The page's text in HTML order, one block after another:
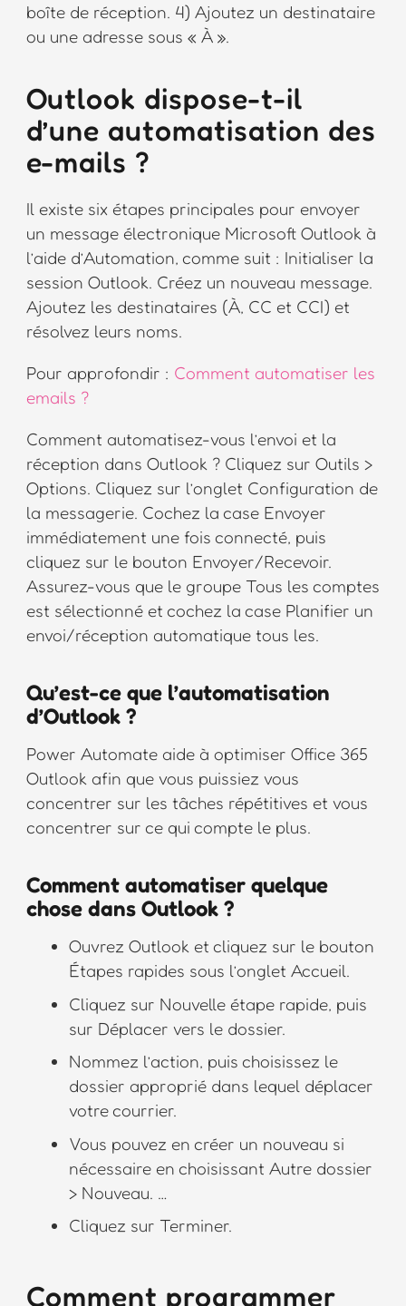
boîte de réception. 4) Ajoutez un destinataire
ou une adresse sous « À ».
Outlook dispose-t-il
d’une automatisation des
e-mails ?
Il existe six étapes principales pour envoyer
un message électronique Microsoft Outlook à
l’aide d’Automation, comme suit : Initialiser la
session Outlook. Créez un nouveau message.
Ajoutez les destinataires (À, CC et CCI) et
résolvez leurs noms.
Pour approfondir : Comment automatiser les
emails ?
Comment automatisez-vous l’envoi et la
réception dans Outlook ? Cliquez sur Outils >
Options. Cliquez sur l’onglet Configuration de
la messagerie. Cochez la case Envoyer
immédiatement une fois connecté, puis
cliquez sur le bouton Envoyer/Recevoir.
Assurez-vous que le groupe Tous les comptes
est sélectionné et cochez la case Planifier un
envoi/réception automatique tous les.
Qu’est-ce que l’automatisation
d’Outlook ?
Power Automate aide à optimiser Office 365
Outlook afin que vous puissiez vous
concentrer sur les tâches répétitives et vous
concentrer sur ce qui compte le plus.
Comment automatiser quelque
chose dans Outlook ?
Ouvrez Outlook et cliquez sur le bouton
Étapes rapides sous l’onglet Accueil.
Cliquez sur Nouvelle étape rapide, puis
sur Déplacer vers le dossier.
Nommez l’action, puis choisissez le
dossier approprié dans lequel déplacer
votre courrier.
Vous pouvez en créer un nouveau si
nécessaire en choisissant Autre dossier
> Nouveau. …
Cliquez sur Terminer.
Comment programmer